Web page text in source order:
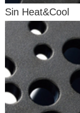
Sin Heat&Cool